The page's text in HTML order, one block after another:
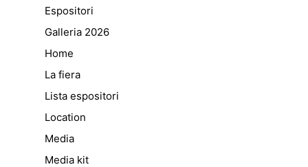
Espositori
Galleria 2026
Home
La fiera
Lista espositori
Location
Media
Media kit